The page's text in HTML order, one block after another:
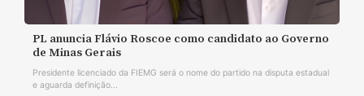
PL anuncia Flávio Roscoe como candidato ao Governo
de Minas Gerais
Presidente licenciado da FIEMG será o nome do partido na disputa estadual
e aguarda definição...